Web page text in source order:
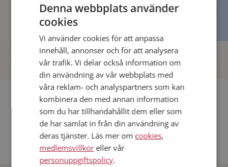
Fler singlar
Andra singlar från Stockholm
Dejta män i Sverige
Dejta kvinnor i Sverige
Denna webbplats använder
cookies
Vi använder cookies för att anpassa
innehåll, annonser och för att analysera
vår trafik. Vi delar också information om
din användning av vår webbplats med
våra reklam- och analyspartners som kan
kombinera den med annan information
som du har tillhandahållit dem eller som
de har samlat in från din användning av
deras tjänster. Läs mer om cookies,
medlemsvillkoreller vår
personuppgiftspolicy.